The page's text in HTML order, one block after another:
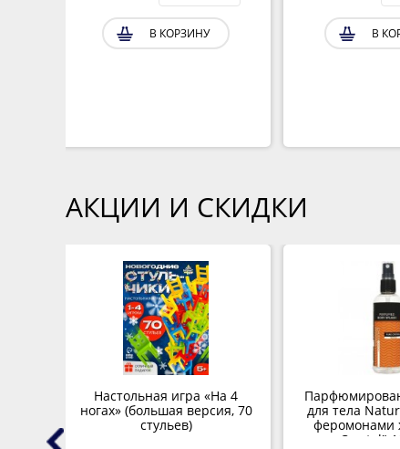
В КОРЗИНУ В
АКЦИИ И СКИДКИ
Настольная игра «На 4
ногах» (большая версия, 70
стульев)
для тела
феромонами
Crystal"